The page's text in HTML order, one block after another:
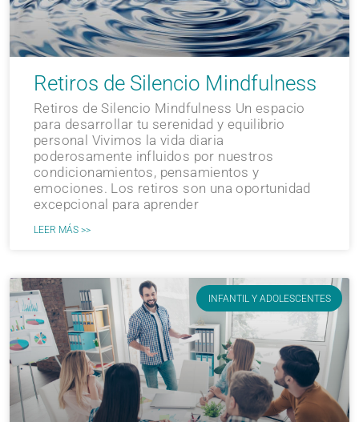
Retiros de Silencio Mindfulness
Retiros de Silencio Mindfulness Un espacio
para desarrollar tu serenidad y equilibrio
personal Vivimos la vida diaria
poderosamente influidos por nuestros
condicionamientos, pensamientos y
emociones. Los retiros son una oportunidad
excepcional para aprender
LEER MÁS >>
INFANTIL Y ADOLESCENTES